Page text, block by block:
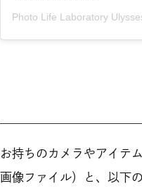
Photo Life Laboratory
お持ちのカメラやアイテ
画像ファイル）と、以下